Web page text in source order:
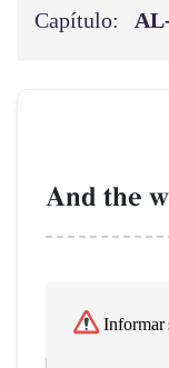
Capítulo:
And the
Informar